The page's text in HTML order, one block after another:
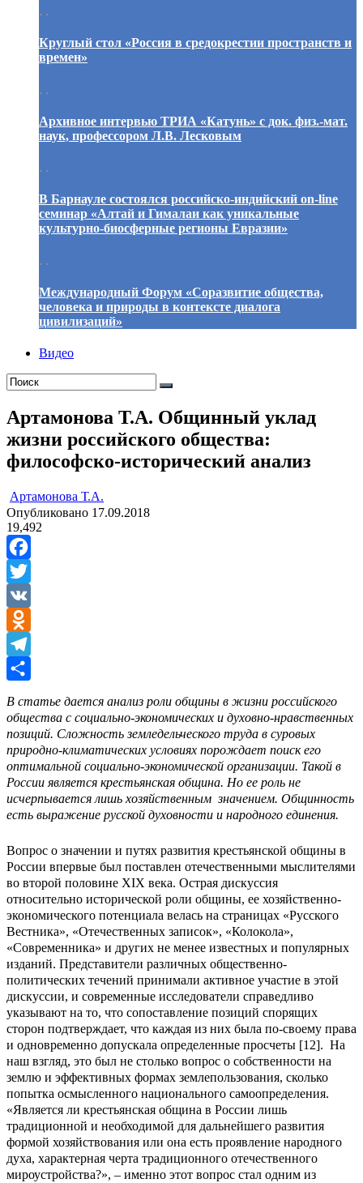
. .
Круглый стол «Россия в средокрестии пространств и
времен»
. .
Архивное интервью ТРИА «Катунь» с док. физ.-мат.
наук, профессором Л.В. Лесковым
. .
В Барнауле состоялся российско-индийский on-line
семинар «Алтай и Гималаи как уникальные
культурно-биосферные регионы Евразии»
. .
Международный Форум «Соразвитие общества,
человека и природы в контексте диалога
цивилизаций»
Видео
Артамонова Т.А. Общинный уклад
жизни российского общества:
философско-исторический анализ
Артамонова Т.А.
Опубликовано 17.09.2018
19,492
Facebook
Twitter
VK
Odnoklassniki
Telegram
В статье дается анализ роли общины в жизни российского
общества с социально-экономических и духовно-нравственных
позиций. Сложность земледельческого труда в суровых
природно-климатических условиях порождает поиск его
оптимальной социально-экономической организации. Такой в
России является крестьянская община. Но ее роль не
исчерпывается лишь хозяйственным значением. Общинность
есть выражение русской духовности и народного единения.
Вопрос о значении и путях развития крестьянской общины в
России впервые был поставлен отечественными мыслителями
во второй половине XIX века. Острая дискуссия
относительно исторической роли общины, ее хозяйственно-
экономического потенциала велась на страницах «Русского
Вестника», «Отечественных записок», «Колокола»,
«Современника» и других не менее известных и популярных
изданий. Представители различных общественно-
политических течений принимали активное участие в этой
дискуссии, и современные исследователи справедливо
указывают на то, что сопоставление позиций спорящих
сторон подтверждает, что каждая из них была по-своему права
и одновременно допускала определенные просчеты [12]. На
наш взгляд, это был не столько вопрос о собственности на
землю и эффективных формах землепользования, сколько
попытка осмысленного национального самоопределения.
«Является ли крестьянская община в России лишь
традиционной и необходимой для дальнейшего развития
формой хозяйствования или она есть проявление народного
духа, характерная черта традиционного отечественного
мироустройства?», – именно этот вопрос стал одним из